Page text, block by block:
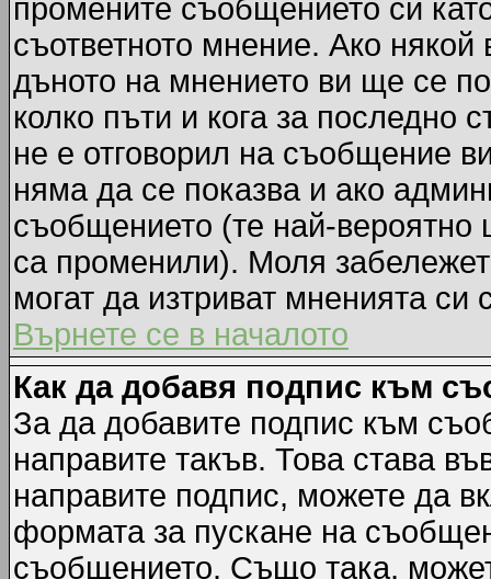
промените съобщението си
съответното мнение. Ако
дъното на мнението ви ще се
колко пъти и кога за последно
не е отговорил на съобщение
няма да се показва и ако
съобщението (те най-
са променили). Моля
могат да изтриват мненията си
Върнете се в началото
Как да добавя подпис към
За да добавите подпис към
направите такъв. Това става
направите подпис, можете да
формата за пускане на
съобщението. Също така,